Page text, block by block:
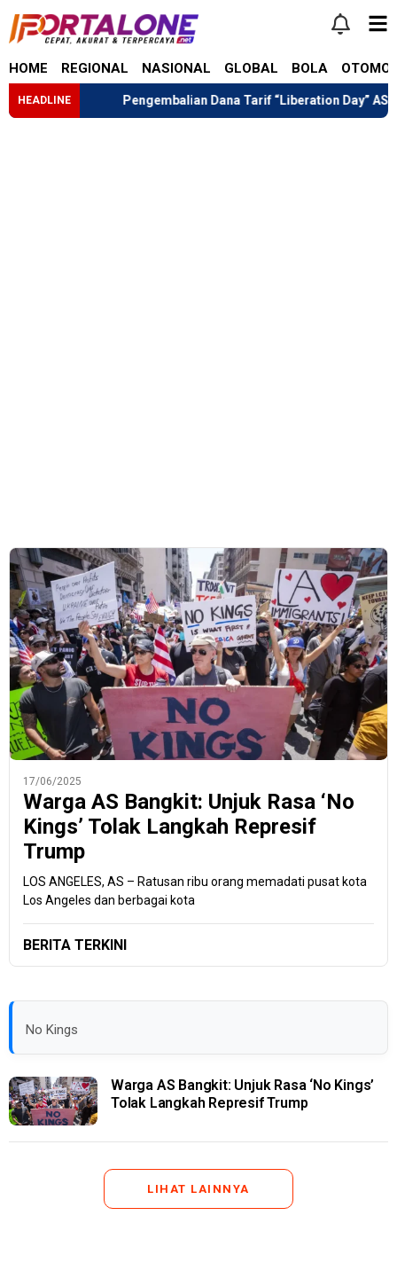
HOME REGIONAL NASIONAL GLOBAL BOLA
HEADLINE Pengembalian Dana Tarif “Liberation Day” AS:
17/06/2025
Warga AS Bangkit: Unjuk Rasa ‘No
Kings’ Tolak Langkah Represif
Trump
LOS ANGELES, AS – Ratusan ribu orang memadati pusat kota
Los Angeles dan berbagai kota
BERITA TERKINI
No Kings
Warga AS Bangkit: Unjuk Rasa ‘No Kings’
Tolak Langkah Represif Trump
LIHAT LAINNYA